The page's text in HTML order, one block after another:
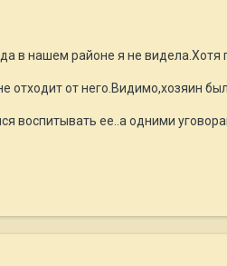
в нашем районе я не видела.Хотя
отходит от него.Видимо,хозяин
воспитывать ее..а одними